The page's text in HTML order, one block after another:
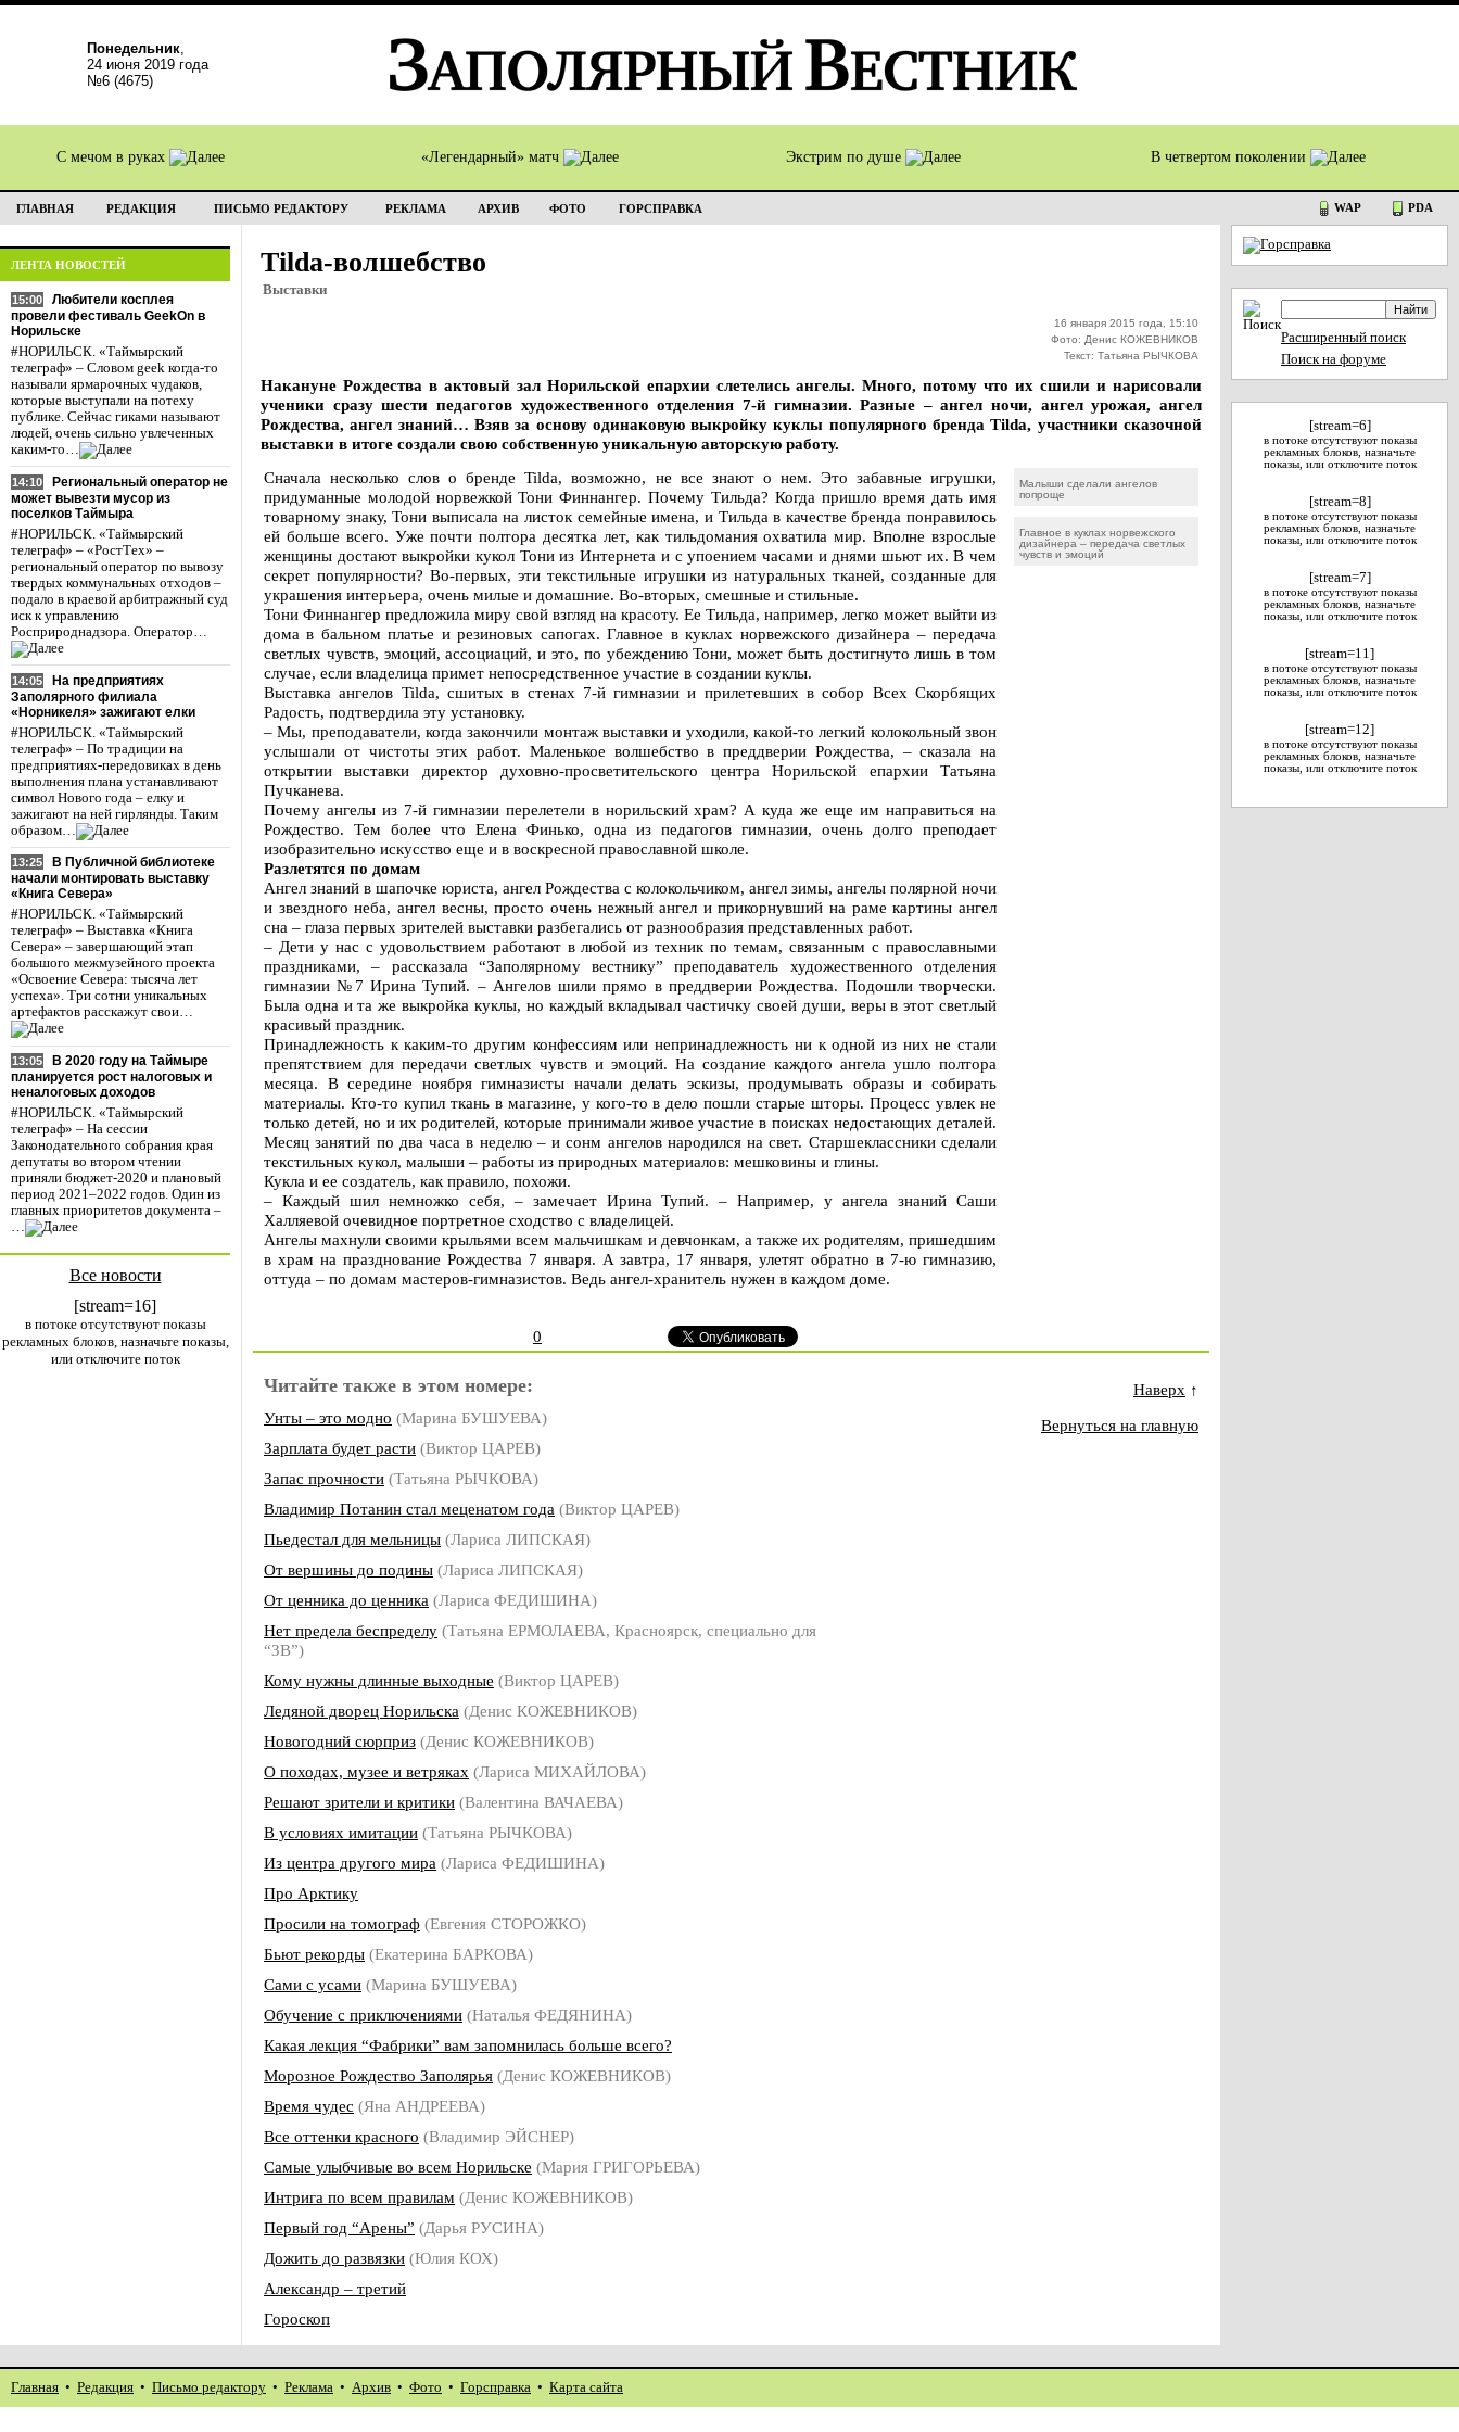
Понедельник,
24 июня 2019 года
№6 (4675)
С мечом в руках «Легендарный» матч Экстрим по душе В четвертом поколении
ГЛАВНАЯ РЕДАКЦИЯ ПИСЬМО РЕДАКТОРУ РЕКЛАМА АРХИВ ФОТО ГОРСПРАВКА WAP PDA
ЛЕНТА НОВОСТЕЙ
15:00
Любители косплея
провели фестиваль GeekOn в
Норильске
#НОРИЛЬСК. «Таймырский
телеграф» – Словом geek когда-то
называли ярмарочных чудаков,
которые выступали на потеху
публике. Сейчас гиками называют
людей, очень сильно увлеченных
каким-то…
14:10
Региональный оператор не
может вывезти мусор из
поселков Таймыра
#НОРИЛЬСК. «Таймырский
телеграф» – «РостТех» –
региональный оператор по вывозу
твердых коммунальных отходов –
подало в краевой арбитражный суд
иск к управлению
Росприроднадзора. Оператор…
14:05
На предприятиях
Заполярного филиала
«Норникеля» зажигают елки
#НОРИЛЬСК. «Таймырский
телеграф» – По традиции на
предприятиях-передовиках в день
выполнения плана устанавливают
символ Нового года – елку и
зажигают на ней гирлянды. Таким
образом…
13:25
В Публичной библиотеке
начали монтировать выставку
«Книга Севера»
#НОРИЛЬСК. «Таймырский
телеграф» – Выставка «Книга
Севера» – завершающий этап
большого межмузейного проекта
«Освоение Севера: тысяча лет
успеха». Три сотни уникальных
артефактов расскажут свои…
13:05
В 2020 году на Таймыре
планируется рост налоговых и
неналоговых доходов
#НОРИЛЬСК. «Таймырский
телеграф» – На сессии
Законодательного собрания края
депутаты во втором чтении
приняли бюджет-2020 и плановый
период 2021–2022 годов. Один из
главных приоритетов документа –
…
Все новости
[stream=16]
в потоке отсутствуют показы
рекламных блоков, назначьте показы,
или отключите поток
Tilda-волшебство
Выставки
16 января 2015 года, 15:10
Фото: Денис КОЖЕВНИКОВ
Текст: Татьяна РЫЧКОВА
Накануне Рождества в актовый зал Норильской епархии слетелись ангелы. Много, потому что их сшили и нарисовали
ученики сразу шести педагогов художественного отделения 7-й гимназии. Разные – ангел ночи, ангел урожая, ангел
Рождества, ангел знаний… Взяв за основу одинаковую выкройку куклы популярного бренда Tilda, участники сказочной
выставки в итоге создали свою собственную уникальную авторскую работу.
Сначала несколько слов о бренде Tilda, возможно, не все знают о нем. Это забавные игрушки,
придуманные молодой норвежкой Тони Финнангер. Почему Тильда? Когда пришло время дать имя
товарному знаку, Тони выписала на листок семейные имена, и Тильда в качестве бренда понравилось
ей больше всего. Уже почти полтора десятка лет, как тильдомания охватила мир. Вполне взрослые
женщины достают выкройки кукол Тони из Интернета и с упоением часами и днями шьют их. В чем
секрет популярности? Во-первых, эти текстильные игрушки из натуральных тканей, созданные для
украшения интерьера, очень милые и домашние. Во-вторых, смешные и стильные.
Тони Финнангер предложила миру свой взгляд на красоту. Ее Тильда, например, легко может выйти из
дома в бальном платье и резиновых сапогах. Главное в куклах норвежского дизайнера – передача
светлых чувств, эмоций, ассоциаций, и это, по убеждению Тони, может быть достигнуто лишь в том
случае, если владелица примет непосредственное участие в создании куклы.
Выставка ангелов Tilda, сшитых в стенах 7-й гимназии и прилетевших в собор Всех Скорбящих
Радость, подтвердила эту установку.
– Мы, преподаватели, когда закончили монтаж выставки и уходили, какой-то легкий колокольный звон
услышали от чистоты этих работ. Маленькое волшебство в преддверии Рождества, – сказала на
открытии выставки директор духовно-просветительского центра Норильской епархии Татьяна
Пучканева.
Почему ангелы из 7-й гимназии перелетели в норильский храм? А куда же еще им направиться на
Рождество. Тем более что Елена Финько, одна из педагогов гимназии, очень долго преподает
изобразительно искусство еще и в воскресной православной школе.
Разлетятся по домам
Ангел знаний в шапочке юриста, ангел Рождества с колокольчиком, ангел зимы, ангелы полярной ночи
и звездного неба, ангел весны, просто очень нежный ангел и прикорнувший на раме картины ангел
сна – глаза первых зрителей выставки разбегались от разнообразия представленных работ.
– Дети у нас с удовольствием работают в любой из техник по темам, связанным с православными
праздниками, – рассказала “Заполярному вестнику” преподаватель художественного отделения
гимназии №7 Ирина Тупий. – Ангелов шили прямо в преддверии Рождества. Подошли творчески.
Была одна и та же выкройка куклы, но каждый вкладывал частичку своей души, веры в этот светлый
красивый праздник.
Принадлежность к каким-то другим конфессиям или непринадлежность ни к одной из них не стали
препятствием для передачи светлых чувств и эмоций. На создание каждого ангела ушло полтора
месяца. В середине ноября гимназисты начали делать эскизы, продумывать образы и собирать
материалы. Кто-то купил ткань в магазине, у кого-то в дело пошли старые шторы. Процесс увлек не
только детей, но и их родителей, которые принимали живое участие в поисках недостающих деталей.
Месяц занятий по два часа в неделю – и сонм ангелов народился на свет. Старшеклассники сделали
текстильных кукол, малыши – работы из природных материалов: мешковины и глины.
Кукла и ее создатель, как правило, похожи.
– Каждый шил немножко себя, – замечает Ирина Тупий. – Например, у ангела знаний Саши
Халляевой очевидное портретное сходство с владелицей.
Ангелы махнули своими крыльями всем мальчишкам и девчонкам, а также их родителям, пришедшим
в храм на празднование Рождества 7 января. А завтра, 17 января, улетят обратно в 7-ю гимназию,
оттуда – по домам мастеров-гимназистов. Ведь ангел-хранитель нужен в каждом доме.
Малыши сделали ангелов
попроще
Главное в куклах норвежского
дизайнера – передача светлых
чувств и эмоций
0
Читайте также в этом номере:
Унты – это модно (Марина БУШУЕВА)
Зарплата будет расти (Виктор ЦАРЕВ)
Запас прочности (Татьяна РЫЧКОВА)
Владимир Потанин стал меценатом года (Виктор ЦАРЕВ)
Пьедестал для мельницы (Лариса ЛИПСКАЯ)
От вершины до подины (Лариса ЛИПСКАЯ)
От ценника до ценника (Лариса ФЕДИШИНА)
Нет предела беспределу (Татьяна ЕРМОЛАЕВА, Красноярск, специально для
“ЗВ”)
Кому нужны длинные выходные (Виктор ЦАРЕВ)
Ледяной дворец Норильска (Денис КОЖЕВНИКОВ)
Новогодний сюрприз (Денис КОЖЕВНИКОВ)
О походах, музее и ветряках (Лариса МИХАЙЛОВА)
Решают зрители и критики (Валентина ВАЧАЕВА)
В условиях имитации (Татьяна РЫЧКОВА)
Из центра другого мира (Лариса ФЕДИШИНА)
Про Арктику
Просили на томограф (Евгения СТОРОЖКО)
Бьют рекорды (Екатерина БАРКОВА)
Сами с усами (Марина БУШУЕВА)
Обучение с приключениями (Наталья ФЕДЯНИНА)
Какая лекция “Фабрики” вам запомнилась больше всего?
Морозное Рождество Заполярья (Денис КОЖЕВНИКОВ)
Время чудес (Яна АНДРЕЕВА)
Все оттенки красного (Владимир ЭЙСНЕР)
Самые улыбчивые во всем Норильске (Мария ГРИГОРЬЕВА)
Интрига по всем правилам (Денис КОЖЕВНИКОВ)
Первый год “Арены” (Дарья РУСИНА)
Дожить до развязки (Юлия КОХ)
Александр – третий
Гороскоп
Наверх ↑
Вернуться на главную
Расширенный поиск
Поиск на форуме
[stream=6]
в потоке отсутствуют показы
рекламных блоков, назначьте
показы, или отключите поток
[stream=8]
в потоке отсутствуют показы
рекламных блоков, назначьте
показы, или отключите поток
[stream=7]
в потоке отсутствуют показы
рекламных блоков, назначьте
показы, или отключите поток
[stream=11]
в потоке отсутствуют показы
рекламных блоков, назначьте
показы, или отключите поток
[stream=12]
в потоке отсутствуют показы
рекламных блоков, назначьте
показы, или отключите поток
Главная • Редакция • Письмо редактору • Реклама • Архив • Фото • Горсправка • Карта сайта